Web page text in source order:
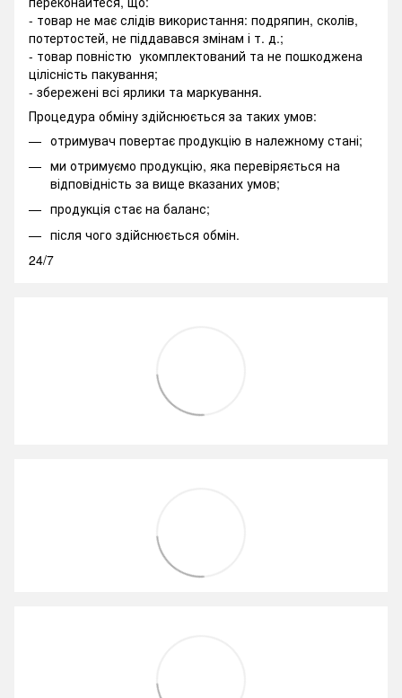
- товар не має слідів використання: подряпин, сколів,
потертостей, не піддавався змінам і т. д.;
- товар повністю укомплектований та не пошкоджена
цілісність пакування;
- збережені всі ярлики та маркування.
Процедура обміну здійснюється за таких умов:
отримувач повертає продукцію в належному стані;
ми отримуємо продукцію, яка перевіряється на
відповідність за вище вказаних умов;
продукція стає на баланс;
після чого здійснюється обмін.
24/7